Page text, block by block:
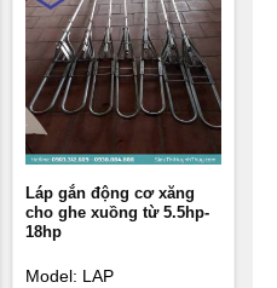
220, 230, 240
Láp gắn động cơ xăng
cho ghe xuồng từ 5.5hp-
18hp
Model: LAP